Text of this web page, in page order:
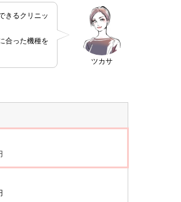
ツカサ
きるクリニッ
合った機種を